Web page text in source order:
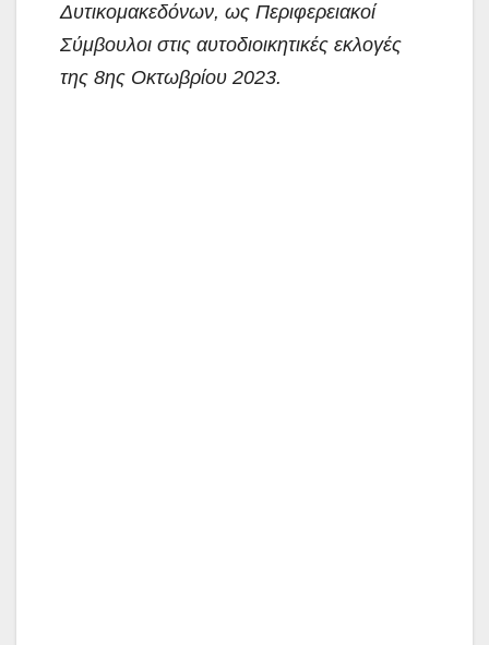
Δυτικομακεδόνων, ως Περιφερειακοί
Σύμβουλοι στις αυτοδιοικητικές εκλογές
της 8ης Οκτωβρίου 2023.